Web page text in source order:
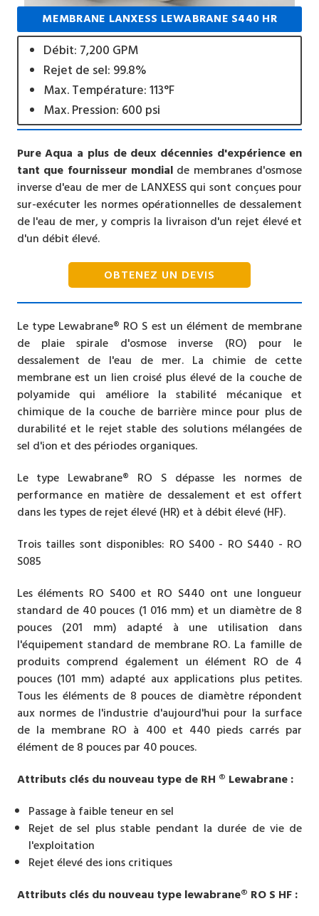
MEMBRANE LANXESS LEWABRANE S440 HR
Débit: 7,200 GPM
Rejet de sel: 99.8%
Max. Température: 113°F
Max. Pression: 600 psi
Pure Aqua a plus de deux décennies d'expérience en
tant que fournisseur mondial de membranes d'osmose
inverse d'eau de mer de LANXESS qui sont conçues pour
sur-exécuter les normes opérationnelles de dessalement
de l'eau de mer, y compris la livraison d'un rejet élevé et
d'un débit élevé.
OBTENEZ UN DEVIS
Le type Lewabrane® RO S est un élément de membrane
de plaie spirale d'osmose inverse (RO) pour le
dessalement de l'eau de mer. La chimie de cette
membrane est un lien croisé plus élevé de la couche de
polyamide qui améliore la stabilité mécanique et
chimique de la couche de barrière mince pour plus de
durabilité et le rejet stable des solutions mélangées de
sel d'ion et des périodes organiques.
Le type Lewabrane® RO S dépasse les normes de
performance en matière de dessalement et est offert
dans les types de rejet élevé (HR) et à débit élevé (HF).
Trois tailles sont disponibles: RO S400 - RO S440 - RO
S085
Les éléments RO S400 et RO S440 ont une longueur
standard de 40 pouces (1 016 mm) et un diamètre de 8
pouces (201 mm) adapté à une utilisation dans
l'équipement standard de membrane RO. La famille de
produits comprend également un élément RO de 4
pouces (101 mm) adapté aux applications plus petites.
Tous les éléments de 8 pouces de diamètre répondent
aux normes de l'industrie d'aujourd'hui pour la surface
de la membrane RO à 400 et 440 pieds carrés par
élément de 8 pouces par 40 pouces.
Attributs clés du nouveau type de RH ® Lewabrane :
Passage à faible teneur en sel
Rejet de sel plus stable pendant la durée de vie de
l'exploitation
Rejet élevé des ions critiques
Attributs clés du nouveau type lewabrane® RO S HF :